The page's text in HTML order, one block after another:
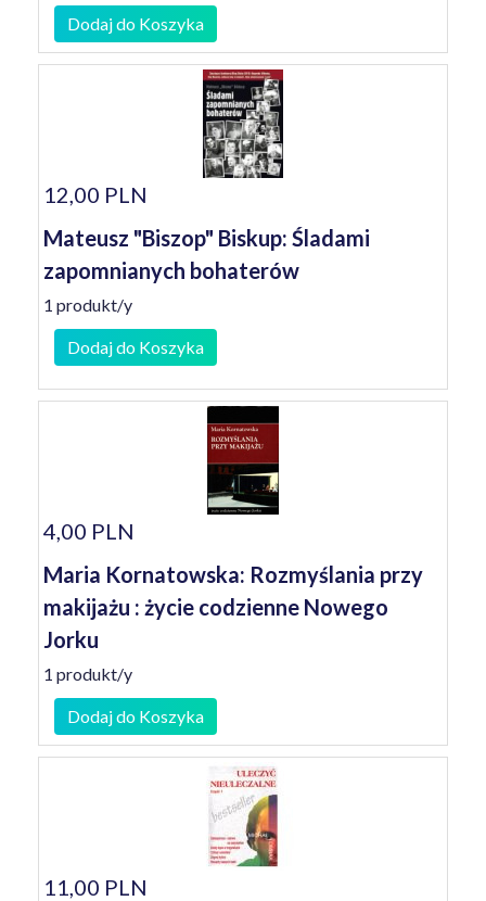
Dodaj do Koszyka
12,00 PLN
Mateusz "Biszop" Biskup: Śladami
zapomnianych bohaterów
1 produkt/y
Dodaj do Koszyka
4,00 PLN
Maria Kornatowska: Rozmyślania przy
makijażu : życie codzienne Nowego
Jorku
1 produkt/y
Dodaj do Koszyka
11,00 PLN